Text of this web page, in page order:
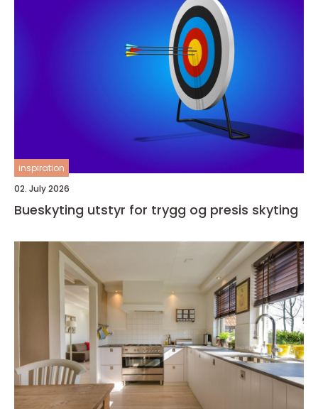
inspiration
02. July 2026
Bueskyting utstyr for trygg og presis skyting